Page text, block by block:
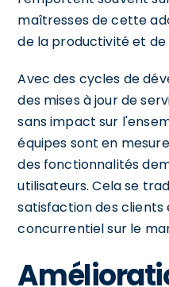
maîtresses de cette
de la productivité et
Avec des cycles de
des mises à jour de
sans impact sur
équipes sont en
des fonctionnalités
utilisateurs. Cela se
satisfaction des clients
concurrentiel sur le